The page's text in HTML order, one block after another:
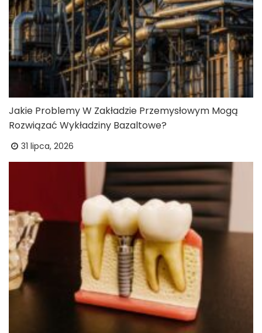
Jakie Problemy W Zakładzie Przemysłowym Mogą
Rozwiązać Wykładziny Bazaltowe?
31 lipca, 2026